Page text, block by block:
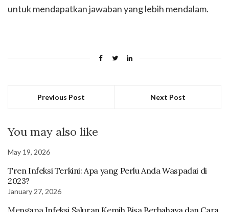
untuk mendapatkan jawaban yang lebih mendalam.
Previous Post Next Post
You may also like
May 19, 2026
Tren Infeksi Terkini: Apa yang Perlu Anda Waspadai di
2023?
January 27, 2026
Mengapa Infeksi Saluran Kemih Bisa Berbahaya dan Cara